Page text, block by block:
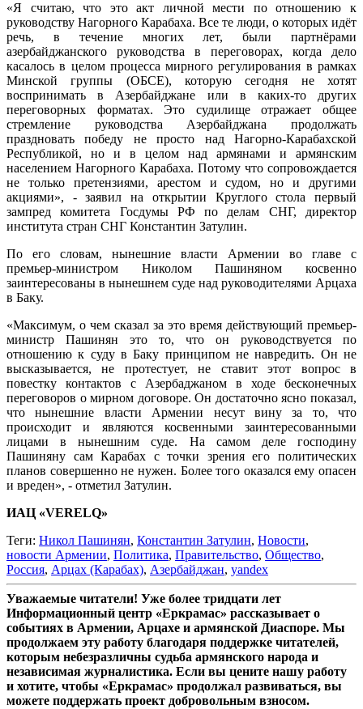
«Я считаю, что это акт личной мести по отношению к
руководству Нагорного Карабаха. Все те люди, о которых идёт
речь, в течение многих лет, были партнёрами
азербайджанского руководства в переговорах, когда дело
касалось в целом процесса мирного регулирования в рамках
Минской группы (ОБСЕ), которую сегодня не хотят
воспринимать в Азербайджане или в каких-то других
переговорных форматах. Это судилище отражает общее
стремление руководства Азербайджана продолжать
праздновать победу не просто над Нагорно-Карабахской
Республикой, но и в целом над армянами и армянским
населением Нагорного Карабаха. Потому что сопровождается
не только претензиями, арестом и судом, но и другими
акциями», - заявил на открытии Круглого стола первый
зампред комитета Госдумы РФ по делам СНГ, директор
института стран СНГ Константин Затулин.
По его словам, нынешние власти Армении во главе с
премьер-министром Николом Пашиняном косвенно
заинтересованы в нынешнем суде над руководителями Арцаха
в Баку.
«Максимум, о чем сказал за это время действующий премьер-
министр Пашинян это то, что он руководствуется по
отношению к суду в Баку принципом не навредить. Он не
высказывается, не протестует, не ставит этот вопрос в
повестку контактов с Азербаджаном в ходе бесконечных
переговоров о мирном договоре. Он достаточно ясно показал,
что нынешние власти Армении несут вину за то, что
происходит и являются косвенными заинтересованными
лицами в нынешним суде. На самом деле господину
Пашиняну сам Карабах с точки зрения его политических
планов совершенно не нужен. Более того оказался ему опасен
и вреден», - отметил Затулин.
ИАЦ «VERELQ»
Теги: Никол Пашинян, Константин Затулин, Новости,
новости Армении, Политика, Правительство, Общество,
Россия, Арцах (Карабах), Азербайджан, yandex
Уважаемые читатели! Уже более тридцати лет
Информационный центр «Еркрамас» рассказывает о
событиях в Армении, Арцахе и армянской Диаспоре. Мы
продолжаем эту работу благодаря поддержке читателей,
которым небезразличны судьба армянского народа и
независимая журналистика. Если вы цените нашу работу
и хотите, чтобы «Еркрамас» продолжал развиваться, вы
можете поддержать проект добровольным взносом.